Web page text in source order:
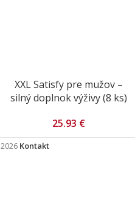
XXL Satisfy pre mužov –
silný doplnok výživy (8 ks)
25.93 €
2026 Kontakt